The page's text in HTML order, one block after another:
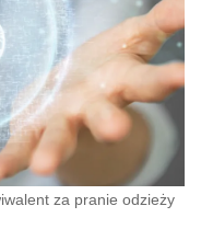
za pranie odzieży